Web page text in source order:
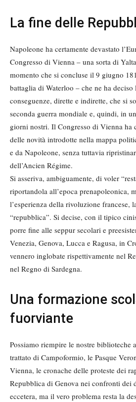
La fine delle
Napoleone ha certamente devastato
Congresso di Vienna – una sorta di Yalta
momento che si concluse il 9 giugno
battaglia di Waterloo – che ne ha deciso
conseguenze, dirette e indirette, che si
seconda guerra mondiale e, quindi, in
giorni nostri. Il Congresso di Vienna ha
delle novità introdotte nella mappa
e da Napoleone, senza tuttavia
dell’Ancien Régime.
Si asseriva, ambiguamente, di voler
riportandola all’epoca prenapoleonica,
l’esperienza della rivoluzione francese,
“repubblica”. Si decise, con il tipico
porre fine alle seppur secolari e
Venezia, Genova, Lucca e Ragusa, in
vennero inglobate rispettivamente nel
nel Regno di Sardegna.
Una formazione
fuorviante
Possiamo riempire le nostre biblioteche
trattato di Campoformio, le Pasque
Vienna, le cronache delle proteste dei
Repubblica di Genova nei confronti dei
eccetera, ma il vero problema resta la